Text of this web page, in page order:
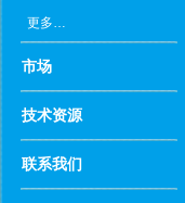
更多…
市场
技术资源
联系我们